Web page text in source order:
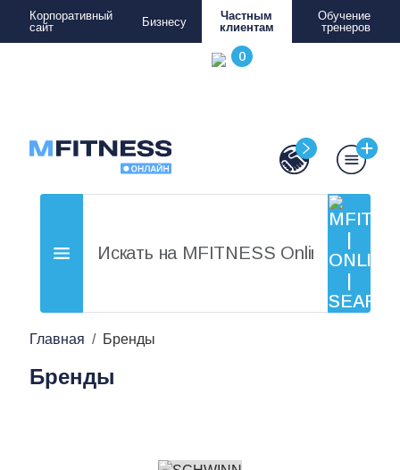
Корпоративный
сайт
Бизнесу
Частным
клиентам
Обучение
тренеров
Главная Бренды
Бренды